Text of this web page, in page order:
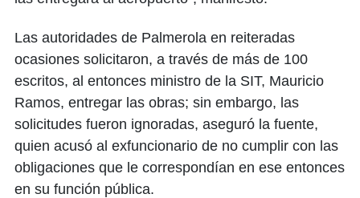
Las autoridades de Palmerola en reiteradas
ocasiones solicitaron, a través de más de 100
escritos, al entonces ministro de la SIT, Mauricio
Ramos, entregar las obras; sin embargo, las
solicitudes fueron ignoradas, aseguró la fuente,
quien acusó al exfuncionario de no cumplir con las
obligaciones que le correspondían en ese entonces
en su función pública.